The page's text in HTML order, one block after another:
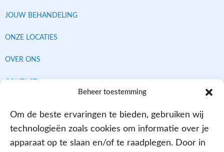
Beheer toestemming
Om de beste ervaringen te bieden, gebruiken wij
technologieën zoals cookies om informatie over je
apparaat op te slaan en/of te raadplegen. Door in
JOUW BEHANDELING
ONZE LOCATIES
OVER ONS
Contracten met alle verzekeraars